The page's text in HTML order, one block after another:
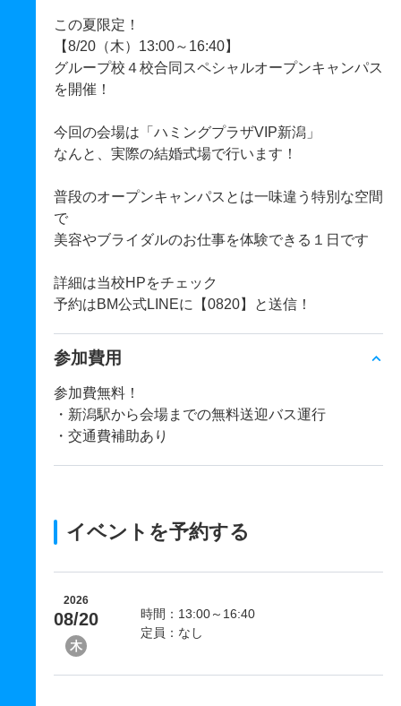
この夏限定！
【8/20（木）13:00～16:40】
グループ校４校合同スペシャルオープンキャンパス
を開催！
今回の会場は「ハミングプラザVIP新潟」
なんと、実際の結婚式場で行います！
普段のオープンキャンパスとは一味違う特別な空間
で
美容やブライダルのお仕事を体験できる１日です
詳細は当校HPをチェック
予約はBM公式LINEに【0820】と送信！
参加費用
参加費無料！
・新潟駅から会場までの無料送迎バス運行
・交通費補助あり
イベントを予約する
2026
08/20
木
時間：13:00～16:40
定員：なし